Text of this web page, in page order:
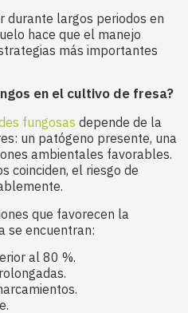
durante largos periodos en
hace que el manejo
más importantes
en el cultivo de fresa?
fungosas depende de la
un patógeno presente, una
ambientales favorables.
coinciden, el riesgo de
que favorecen la
se encuentran:
al 80 %.